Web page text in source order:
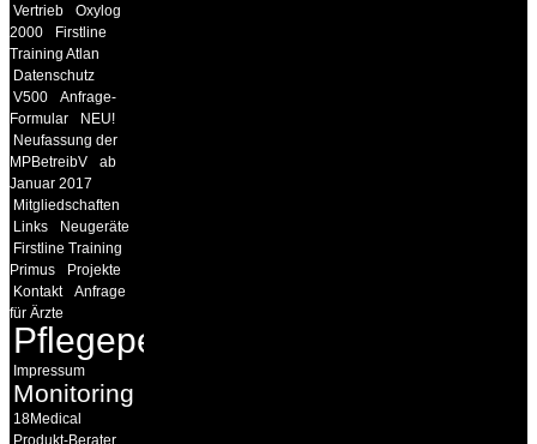
Vertrieb
Oxylog
2000
Firstline
Training Atlan
Datenschutz
V500
Anfrage-
Formular
NEU!
Neufassung der
MPBetreibV
ab
Januar 2017
Mitgliedschaften
Links
Neugeräte
Firstline Training
Primus
Projekte
Kontakt
Anfrage
für Ärzte
Pflegepersonal
Impressum
Monitoring
18Medical
Produkt-Berater